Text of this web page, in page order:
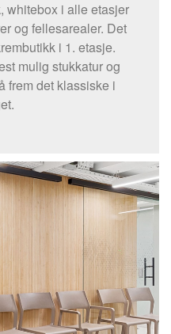
whitebox i alle etasjer
og fellesarealer. Det
i 1. etasje.
mulig stukkatur og
frem det klassiske i